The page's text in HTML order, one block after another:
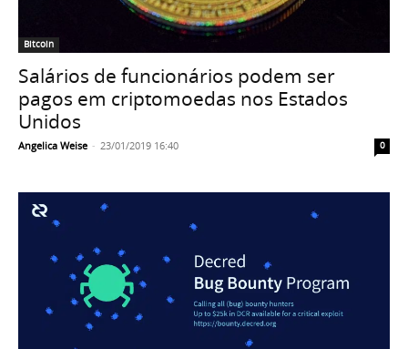
Bitcoin
Salários de funcionários podem ser
pagos em criptomoedas nos Estados
Unidos
Angelica Weise - 23/01/2019 16:40 0